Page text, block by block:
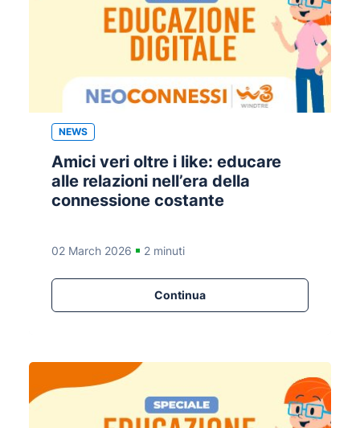
NEWS
Amici veri oltre i like: educare
alle relazioni nell’era della
connessione costante
02 March 2026 2 minuti
Continua